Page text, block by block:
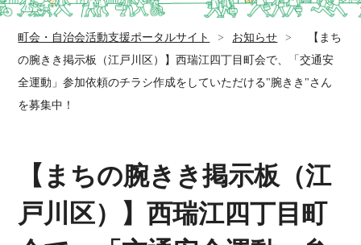
町会・自治会活動支援ポータルサイト > お知らせ >
【まち
の腕きき掲示板（江戸川区）】西瑞江四丁目町会で、「交通安
全運動」参加依頼のチラシ作成をしていただける"腕きき"さん
を募集中！
【まちの腕きき掲示板（江
戸川区）】西瑞江四丁目町